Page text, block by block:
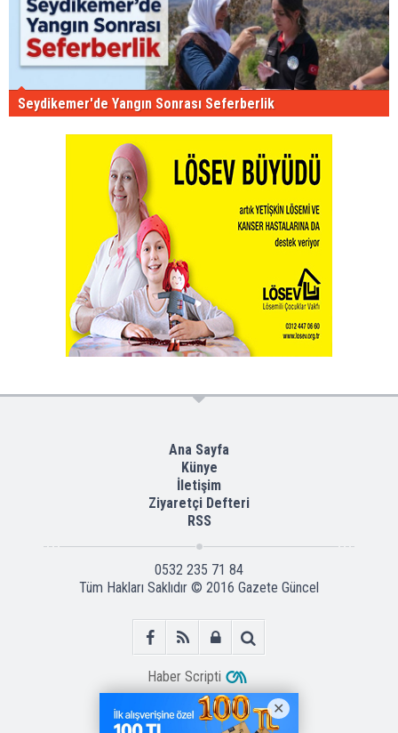
Seydikemer'de Yangın Sonrası Seferberlik
Ana Sayfa
Künye
İletişim
Ziyaretçi Defteri
RSS
0532 235 71 84
Tüm Hakları Saklıdır © 2016 Gazete Güncel
Haber Scripti